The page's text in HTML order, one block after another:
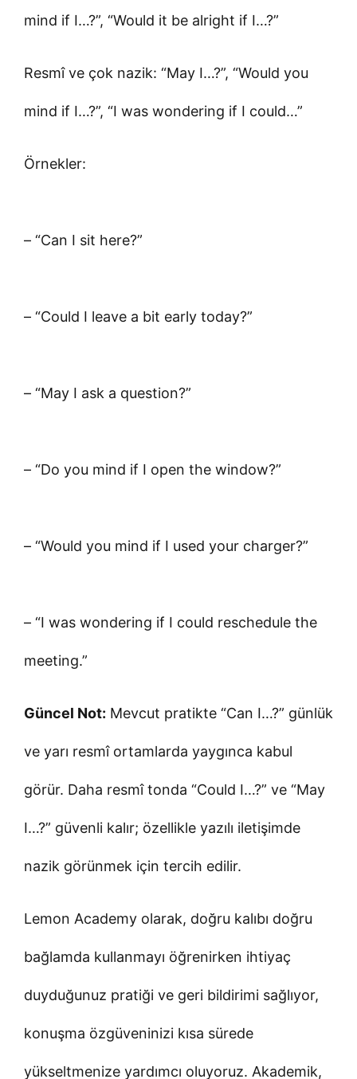
mind if I…?”, “Would it be alright if I…?”
Resmî ve çok nazik: “May I…?”, “Would you
mind if I…?”, “I was wondering if I could…”
Örnekler:
– “Can I sit here?”
– “Could I leave a bit early today?”
– “May I ask a question?”
– “Do you mind if I open the window?”
– “Would you mind if I used your charger?”
– “I was wondering if I could reschedule the
meeting.”
Güncel Not: Mevcut pratikte “Can I…?” günlük
ve yarı resmî ortamlarda yaygınca kabul
görür. Daha resmî tonda “Could I…?” ve “May
I…?” güvenli kalır; özellikle yazılı iletişimde
nazik görünmek için tercih edilir.
Lemon Academy olarak, doğru kalıbı doğru
bağlamda kullanmayı öğrenirken ihtiyaç
duyduğunuz pratiği ve geri bildirimi sağlıyor,
konuşma özgüveninizi kısa sürede
yükseltmenize yardımcı oluyoruz. Akademik,